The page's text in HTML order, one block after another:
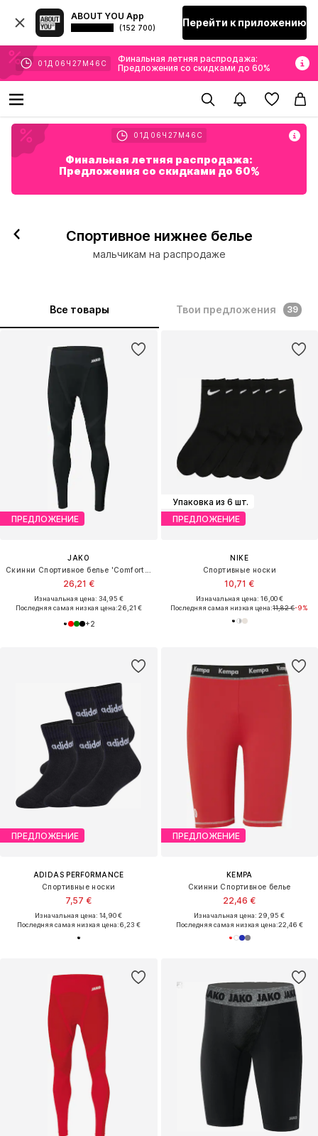
ABOUT YOU App
(152 700) Перейти к приложению
01 Д 06 Ч 27 М 45 С
Финальная летняя распродажа:
Предложения со скидками до 60%
01 Д 06 Ч 27 М 45 С
Финальная летняя распродажа:
Предложения со скидками до 60%
Спортивное нижнее белье
мальчикам на распродаже
Все товары Твои предложения 39
ПРЕДЛОЖЕНИЕ
JAKO
26,21 €
Изначальная цена: 34,95 €
Последняя самая низкая цена:26,21 €
+2
Упаковка из 6 шт.
ПРЕДЛОЖЕНИЕ
NIKE
Спортивные носки
10,71 €
Изначальная цена: 16,00 €
Последняя самая низкая цена:11,82 €-9%
ПРЕДЛОЖЕНИЕ
ADIDAS PERFORMANCE
Спортивные носки
7,57 €
Изначальная цена: 14,90 €
Последняя самая низкая цена:6,23 €
ПРЕДЛОЖЕНИЕ
KEMPA
Скинни Спортивное белье
22,46 €
Изначальная цена: 29,95 €
Последняя самая низкая цена:22,46 €